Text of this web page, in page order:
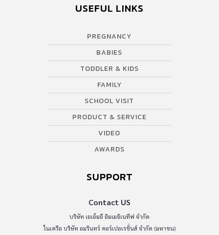
USEFUL LINKS
PREGNANCY
BABIES
TODDLER & KIDS
FAMILY
SCHOOL VISIT
PRODUCT & SERVICE
VIDEO
AWARDS
SUPPORT
Contact US
บริษัท เอเอ็มอี อิมเมจิเนทีฟ จำกัด
ในเครือ บริษัท อมรินทร์ คอร์เปอเรชั่นส์ จำกัด (มหาชน)